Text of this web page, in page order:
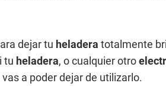
dejar tu heladera totalmente
tu heladera, o cualquier otro
a poder dejar de utilizarlo.